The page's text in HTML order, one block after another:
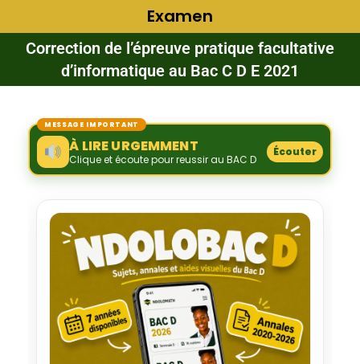
Examen
Correction de l’épreuve pratique facultative
d’informatique au Bac C D E 2021
MESSAGE IMPORTANT
À LIRE URGEMMENT
Clique et écoute pour reussir au BAC D
Écouter